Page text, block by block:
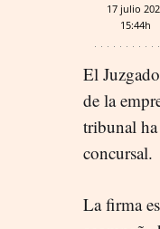
17 julio
15:44h
El
de la
tribunal
concursal.
La firma